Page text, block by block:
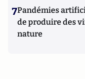
7Pandémies
de produire des
nature